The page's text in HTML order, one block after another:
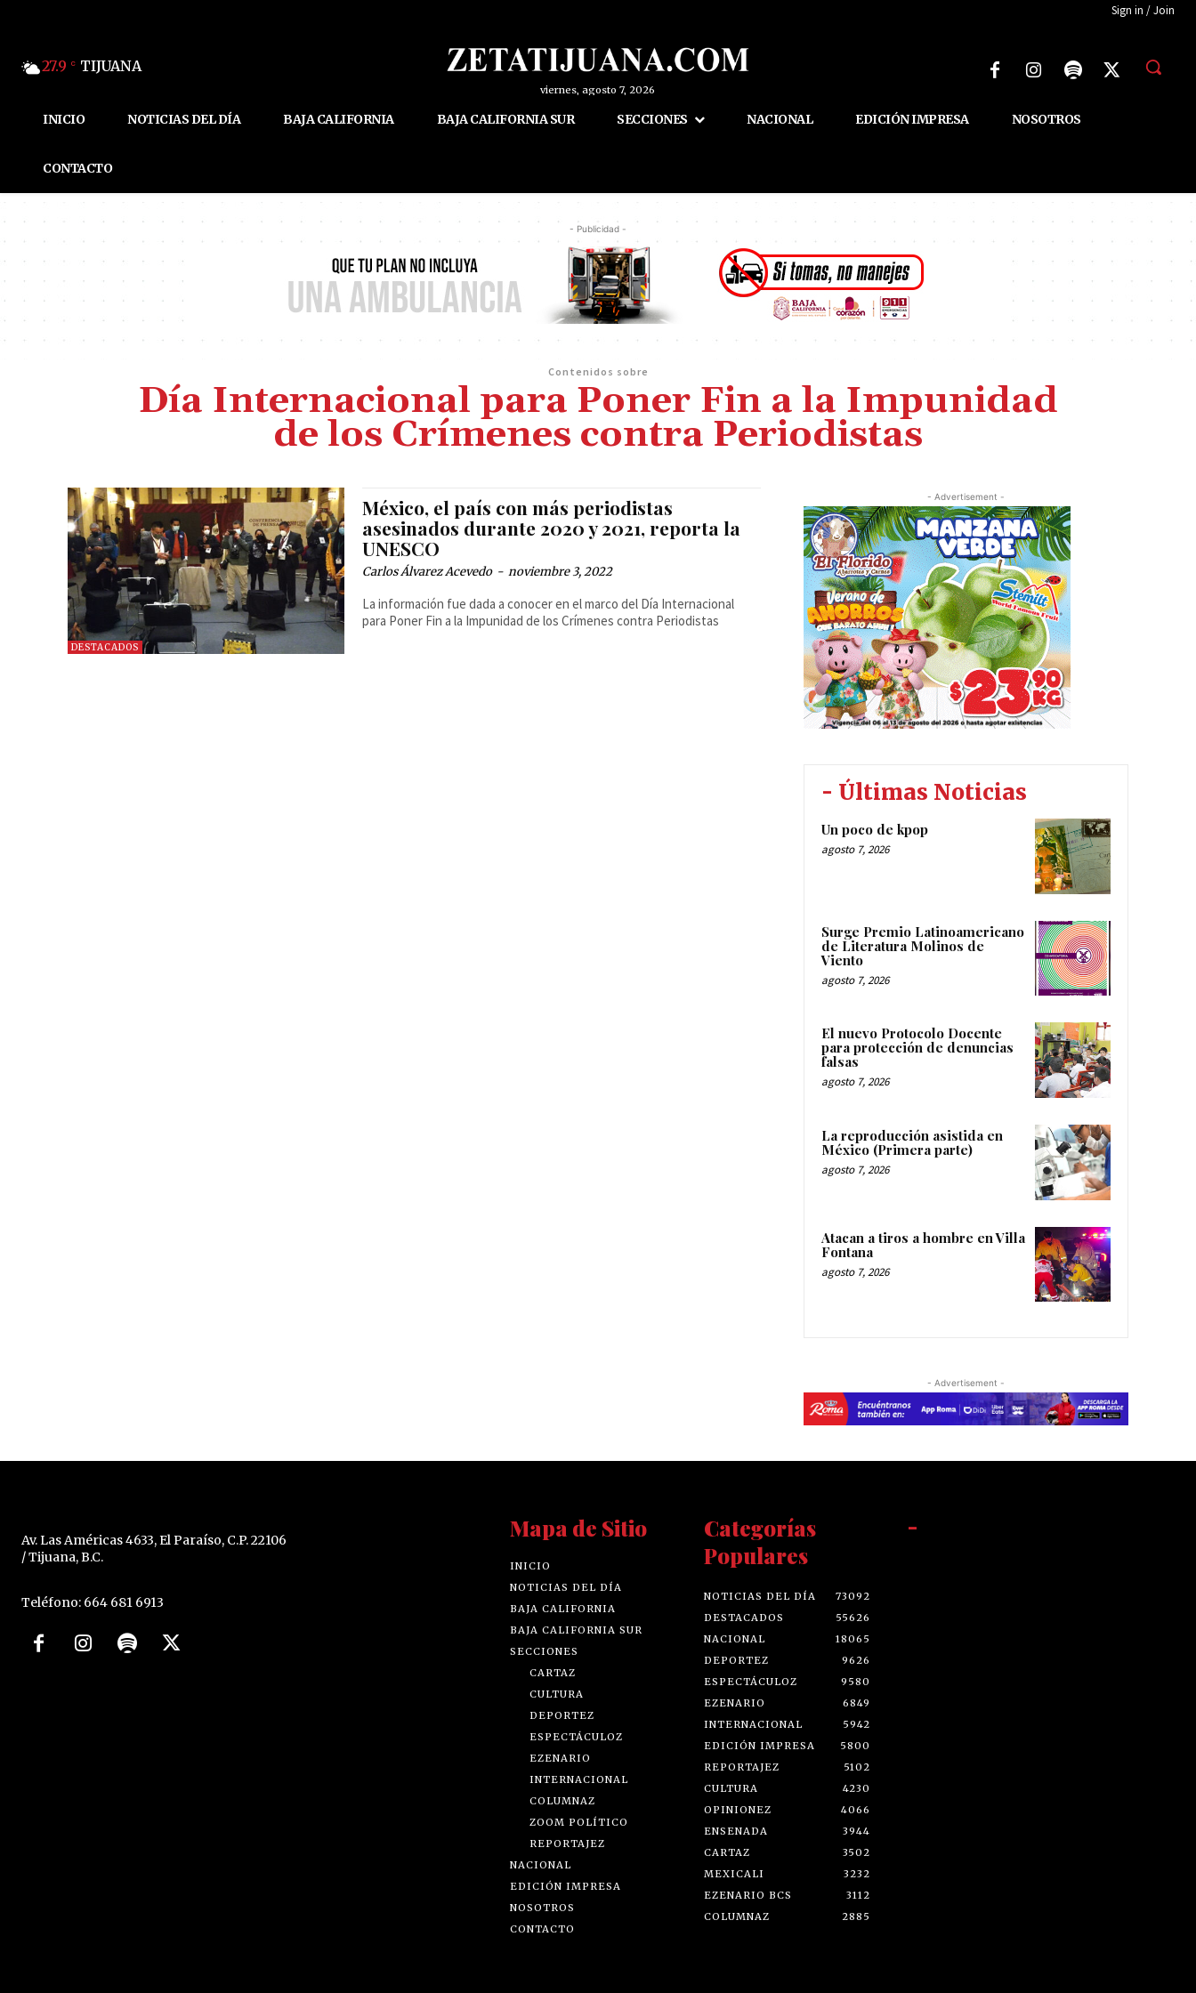
Sign in / Join
27.9 C TIJUANA
viernes, agosto 7, 2026
INICIO NOTICIAS DEL DÍA BAJA CALIFORNIA BAJA CALIFORNIA SUR SECCIONES NACIONAL EDICIÓN IMPRESA NOSOTROS
CONTACTO
- Publicidad -
Contenidos sobre
Día Internacional para Poner Fin a la Impunidad
de los Crímenes contra Periodistas
DESTACADOS
México, el país con más periodistas
asesinados durante 2020 y 2021, reporta la
UNESCO
Carlos Álvarez Acevedo - noviembre 3, 2022
La información fue dada a conocer en el marco del Día Internacional
para Poner Fin a la Impunidad de los Crímenes contra Periodistas
- Advertisement -
- Últimas Noticias
Un poco de kpop
agosto 7, 2026
Surge Premio Latinoamericano
de Literatura Molinos de
Viento
agosto 7, 2026
El nuevo Protocolo Docente
para protección de denuncias
falsas
agosto 7, 2026
La reproducción asistida en
México (Primera parte)
agosto 7, 2026
Atacan a tiros a hombre en Villa
Fontana
agosto 7, 2026
- Advertisement -
Av. Las Américas 4633, El Paraíso, C.P. 22106
/ Tijuana, B.C.
Teléfono: 664 681 6913
Mapa de Sitio
INICIO
NOTICIAS DEL DÍA
BAJA CALIFORNIA
BAJA CALIFORNIA SUR
SECCIONES
CARTAZ
CULTURA
DEPORTEZ
ESPECTÁCULOZ
EZENARIO
INTERNACIONAL
COLUMNAZ
ZOOM POLÍTICO
REPORTAJEZ
NACIONAL
EDICIÓN IMPRESA
NOSOTROS
CONTACTO
Categorías
Populares
NOTICIAS DEL DÍA
73092
DESTACADOS
55626
NACIONAL
18065
DEPORTEZ
9626
ESPECTÁCULOZ
9580
EZENARIO
6849
INTERNACIONAL
5942
EDICIÓN IMPRESA
5800
REPORTAJEZ
5102
CULTURA
4230
OPINIONEZ
4066
ENSENADA
3944
CARTAZ
3502
MEXICALI
3232
EZENARIO BCS
3112
COLUMNAZ
2885
-